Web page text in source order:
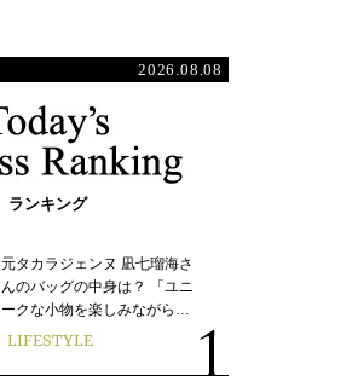
2026.08.08
ランキング
元タカラジェンヌ 凪七瑠海さ
んのバッグの中身は？ 「ユニ
ークな小物を楽しみながら…
LIFESTYLE